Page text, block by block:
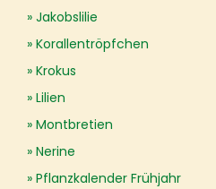
Jakobslilie
Korallentröpfchen
Krokus
Lilien
Montbretien
Nerine
Pflanzkalender Frühjahr